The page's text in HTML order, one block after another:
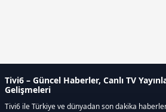
Tivi6 – Güncel Haberler, Canlı TV
Gelişmeleri
Tivi6 ile Türkiye ve dünyadan son dakika